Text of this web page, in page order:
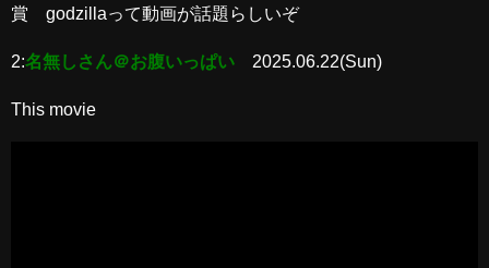
賞 godzillaって動画が話題らしいぞ
2:名無しさん＠お腹いっぱい 2025.06.22(Sun)
This movie